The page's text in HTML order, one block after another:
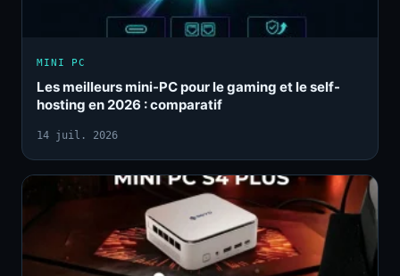
MINI PC
Les meilleurs mini-PC pour le gaming et le self-
hosting en 2026 : comparatif
14 juil. 2026